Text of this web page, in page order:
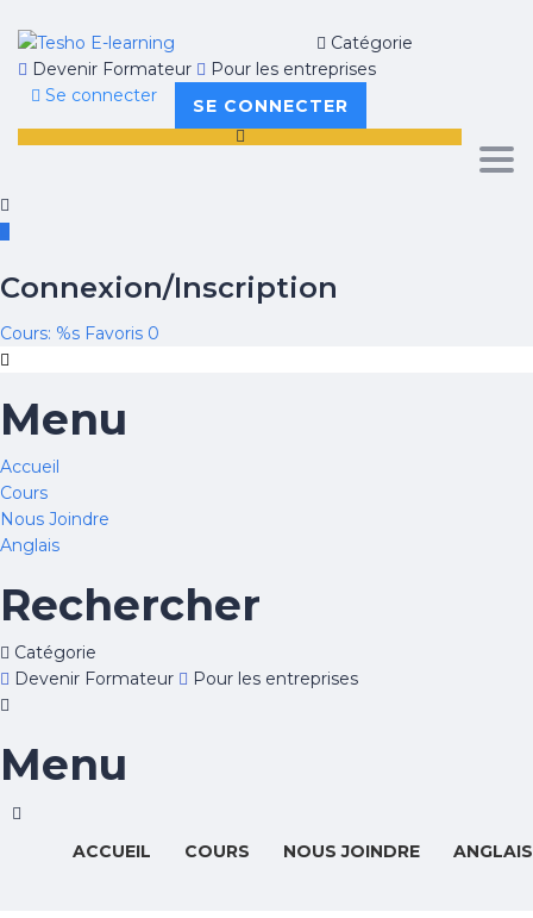
Catégorie
Devenir Formateur
Pour les entreprises
Se connecter
SE CONNECTER
Connexion/Inscription
Cours: %s Favoris 0
Menu
Accueil
Cours
Nous Joindre
Anglais
Rechercher
Catégorie
Devenir Formateur
Pour les entreprises
Menu
ACCUEIL COURS NOUS JOINDRE ANGLAIS